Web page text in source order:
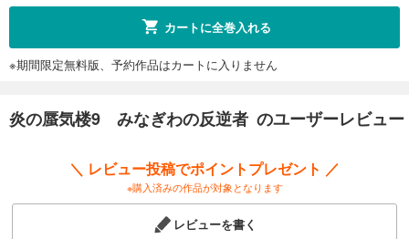
炎の蜃気楼11 わだつみの楊貴妃（中編）
カート
あらすじを表示する
炎の蜃気楼12 わだつみの楊貴妃（後編）
円 (税込)
カートに全巻入れる
※期間限定無料版、予約作品はカートに入りません
炎の蜃気楼9 みなぎわの反逆者 のユーザーレビュー
＼ レビュー投稿でポイントプレゼント ／
※購入済みの作品が対象となります
レビューを書く